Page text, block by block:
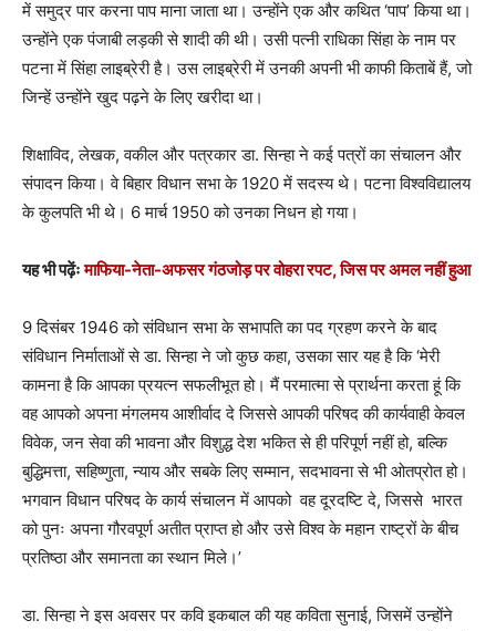
में समुद्र पार करना पाप माना जाता था। उन्होंने एक और कथित ‘पाप’ किया था।
उन्होंने एक पंजाबी लड़की से शादी की थी। उसी पत्नी राधिका सिंहा के नाम पर
पटना में सिंहा लाइब्रेरी है। उस लाइब्रेरी में उनकी अपनी भी काफी किताबें हैं, जो
जिन्हें उन्होंने खुद पढ़ने के लिए खरीदा था।
शिक्षाविद, लेखक, वकील और पत्रकार डा. सिन्हा ने कई पत्रों का संचालन और
संपादन किया। वे बिहार विधान सभा के 1920 में सदस्य थे। पटना विश्वविद्यालय
के कुलपति भी थे। 6 मार्च 1950 को उनका निधन हो गया।
यह भी पढ़ेंःमाफिया-नेता-अफसर गंठजोड़ पर वोहरा रपट, जिस पर अमल नहीं हुआ
9 दिसंबर 1946 को संविधान सभा के सभापति का पद ग्रहण करने के बाद
संविधान निर्माताओं से डा. सिन्हा ने जो कुछ कहा, उसका सार यह है कि ‘मेरी
कामना है कि आपका प्रयत्न सफलीभूत हो। मैं परमात्मा से प्रार्थना करता हूं कि
वह आपको अपना मंगलमय आशीर्वाद दे जिससे आपकी परिषद की कार्यवाही केवल
विवेक, जन सेवा की भावना और विशुद्ध देश भकित से ही परिपूर्ण नहीं हो, बल्कि
बुद्धिमत्ता, सहिष्णुता, न्याय और सबके लिए सम्मान, सदभावना से भी ओतप्रोत हो।
भगवान विधान परिषद के कार्य संचालन में आपको वह दूरदष्टि दे, जिससे भारत
को पुनः अपना गौरवपूर्ण अतीत प्राप्त हो और उसे विश्व के महान राष्ट्रों के बीच
प्रतिष्ठा और समानता का स्थान मिले।’
डा. सिन्हा ने इस अवसर पर कवि इकबाल की यह कविता सुनाई, जिसमें उन्होंने